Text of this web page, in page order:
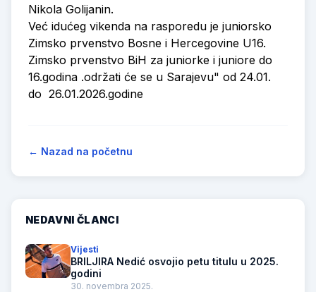
Nikola Golijanin.
Već idućeg vikenda na rasporedu je juniorsko
Zimsko prvenstvo Bosne i Hercegovine U16.
Zimsko prvenstvo BiH za juniorke i juniore do
16.godina .održati će se u Sarajevu" od 24.01.
do 26.01.2026.godine
← Nazad na početnu
NEDAVNI ČLANCI
Vijesti
BRILJIRA Nedić osvojio petu titulu u 2025.
godini
30. novembra 2025.